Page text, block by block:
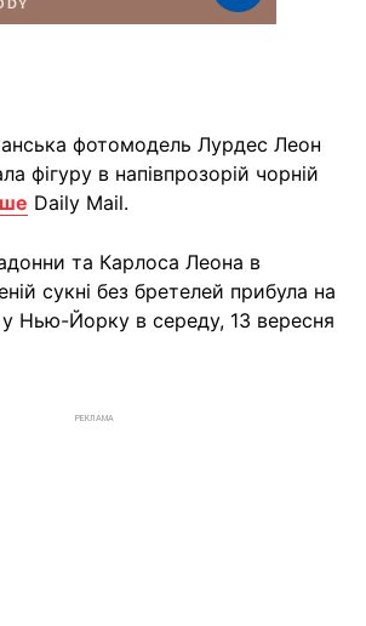
фотомодель Лурдес Леон
фігуру в напівпрозорій чорній
Daily Mail.
та Карлоса Леона в
сукні без бретелей прибула на
Нью-Йорку в середу, 13 вересня
РЕКЛАМА